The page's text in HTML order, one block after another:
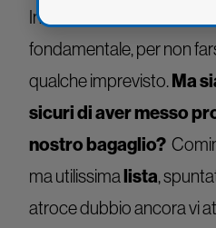
Informarsi bene sul posto
fondamentale, per non
qualche imprevisto.Ma
sicuri di aver messo
nostro bagaglio?
ma utilissimalista,
atroce dubbio ancora vi